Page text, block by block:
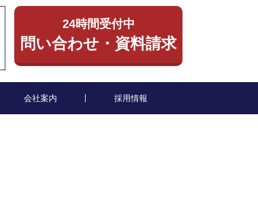
24時間受付中
問い合わせ・資料請求
会社案内 採用情報